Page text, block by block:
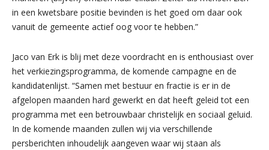
in een kwetsbare positie bevinden is het goed om daar ook
vanuit de gemeente actief oog voor te hebben.”
Jaco van Erk is blij met deze voordracht en is enthousiast over
het verkiezingsprogramma, de komende campagne en de
kandidatenlijst. “Samen met bestuur en fractie is er in de
afgelopen maanden hard gewerkt en dat heeft geleid tot een
programma met een betrouwbaar christelijk en sociaal geluid.
In de komende maanden zullen wij via verschillende
persberichten inhoudelijk aangeven waar wij staan als